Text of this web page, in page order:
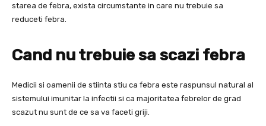
starea de febra, exista circumstante in care nu trebuie sa
reduceti febra.
Cand nu trebuie sa scazi febra
Medicii si oamenii de stiinta stiu ca febra este raspunsul natural al
sistemului imunitar la infectii si ca majoritatea febrelor de grad
scazut nu sunt de ce sa va faceti griji.